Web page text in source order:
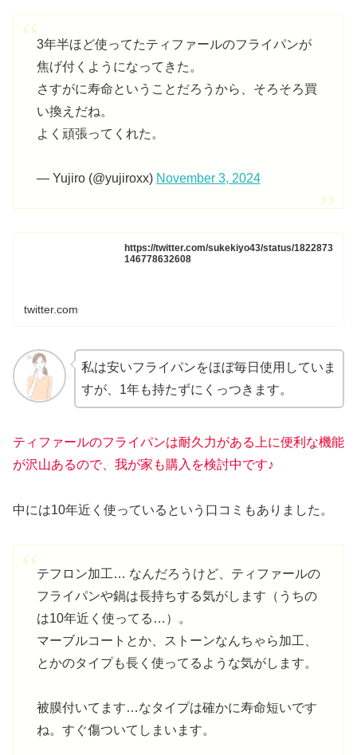
3年半ほど使ってたティファールのフライパンが
焦げ付くようになってきた。
さすがに寿命ということだろうから、そろそろ買
い換えだね。
よく頑張ってくれた。
— Yujiro (@yujiroxx) November 3, 2024
https://twitter.com/sukekiyo43/status/1822873
146778632608
twitter.com
私は安いフライパンをほぼ毎日使用していま
すが、1年も持たずにくっつきます。
ティファールのフライパンは耐久力がある上に便利な機能
が沢山あるので、我が家も購入を検討中です♪
中には10年近く使っているという口コミもありました。
テフロン加工… なんだろうけど、ティファールの
フライパンや鍋は長持ちする気がします（うちの
は10年近く使ってる…）。
マーブルコートとか、ストーンなんちゃら加工、
とかのタイプも長く使ってるような気がします。
被膜付いてます…なタイプは確かに寿命短いです
ね。すぐ傷ついてしまいます。